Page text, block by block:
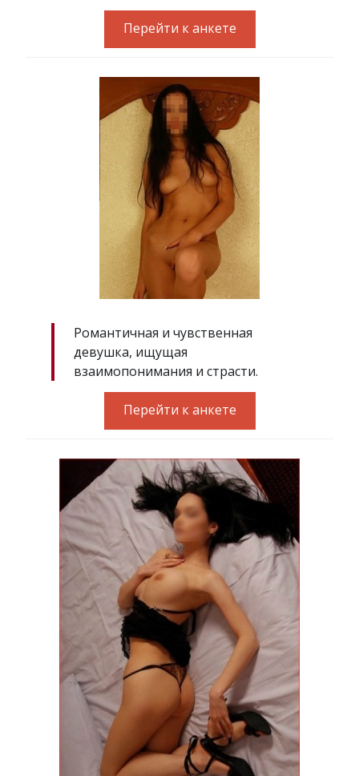
Перейти к анкете
Романтичная и чувственная
девушка, ищущая
взаимопонимания и страсти.
Перейти к анкете